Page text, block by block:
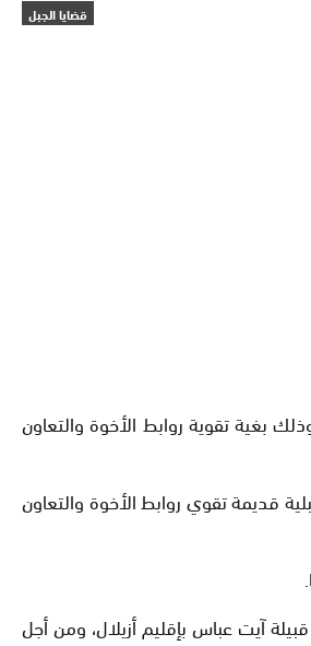
قضايا الجبل
بغية تقوية روابط الأخوة والتعاون
قديمة تقوي روابط الأخوة والتعاون
آيت عباس بإقليم أزيلال، ومن أجل